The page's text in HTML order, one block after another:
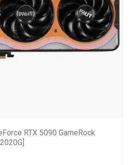
RTX 5090 GameRock